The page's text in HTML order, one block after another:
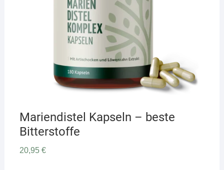
Mariendistel Kapseln – beste
Bitterstoffe
20,95 €